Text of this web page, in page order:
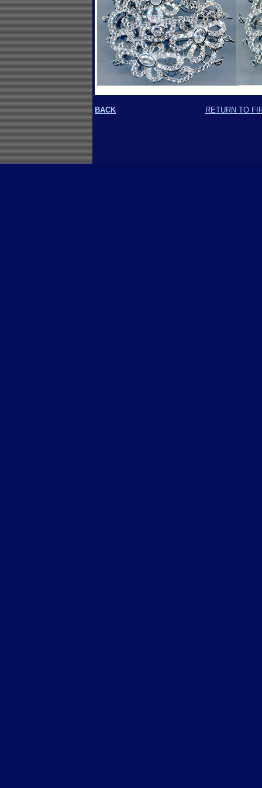
BACK RETURN TO